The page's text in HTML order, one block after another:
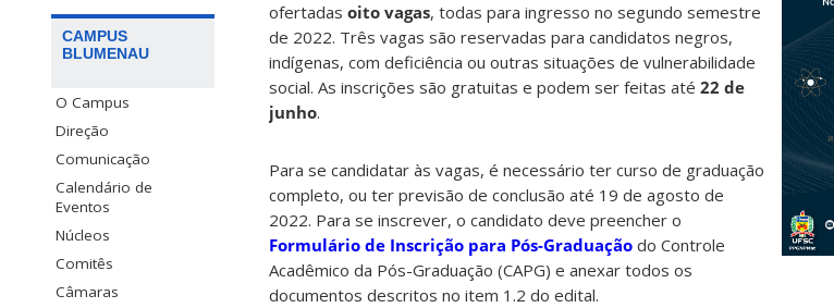
CAMPUS
BLUMENAU
O Campus
Direção
Comunicação
Calendário de
Eventos
Núcleos
Comitês
Câmaras
ofertadas oito vagas, todas para ingresso no segundo semestre
de 2022. Três vagas são reservadas para candidatos negros,
indígenas, com deficiência ou outras situações de vulnerabilidade
social. As inscrições são gratuitas e podem ser feitas até 22 de
junho.
Para se candidatar às vagas, é necessário ter curso de graduação
completo, ou ter previsão de conclusão até 19 de agosto de
2022. Para se inscrever, o candidato deve preencher o
Formulário de Inscrição para Pós-Graduação do Controle
Acadêmico da Pós-Graduação (CAPG) e anexar todos os
documentos descritos no item 1.2 do edital.